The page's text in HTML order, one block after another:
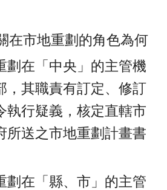
在市地重劃的角色為何
劃在「中央」的主管機
，其職責有訂定、修訂
執行疑義，核定直轄市
所送之市地重劃計畫書
劃在「縣、市」的主管